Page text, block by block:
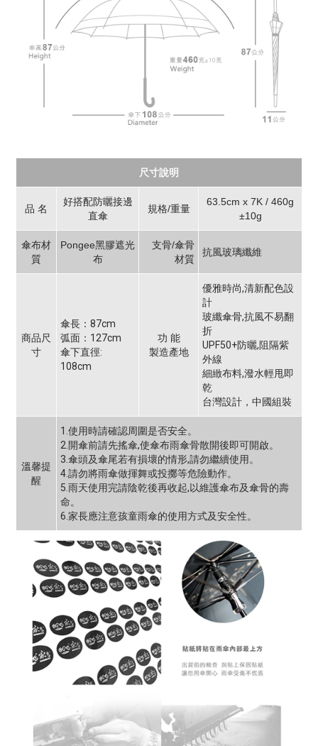
尺寸說明
品 名
好搭配防曬接邊
直傘
規格/重量
63.5cm x 7K / 460g
±10g
傘布材
質
Pongee黑膠遮光
布
支骨/傘骨
材質
抗風玻璃纖維
商品尺
寸
傘長：87cm
弧面：127cm
傘下直徑:
108cm
功 能
製造產地
優雅時尚,清新配色設
計
玻纖傘骨,抗風不易翻
折
UPF50+防曬,阻隔紫
外線
細緻布料,潑水輕甩即
乾
台灣設計，中國組裝
溫馨提
醒
1.使用時請確認周圍是否安全。
2.開傘前請先搖傘,使傘布雨傘骨散開後即可開啟。
3.傘頭及傘尾若有損壞的情形,請勿繼續使用。
4.請勿將雨傘做揮舞或投擲等危險動作。
5.雨天使用完請陰乾後再收起,以維護傘布及傘骨的壽
命。
6.家長應注意孩童雨傘的使用方式及安全性。